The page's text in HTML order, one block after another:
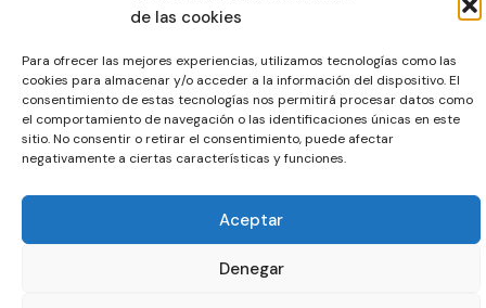
de las cookies
Para ofrecer las mejores experiencias, utilizamos tecnologías como las
cookies para almacenar y/o acceder a la información del dispositivo. El
consentimiento de estas tecnologías nos permitirá procesar datos como
el comportamiento de navegación o las identificaciones únicas en este
sitio. No consentir o retirar el consentimiento, puede afectar
negativamente a ciertas características y funciones.
Aceptar
Denegar
Política de privacidad